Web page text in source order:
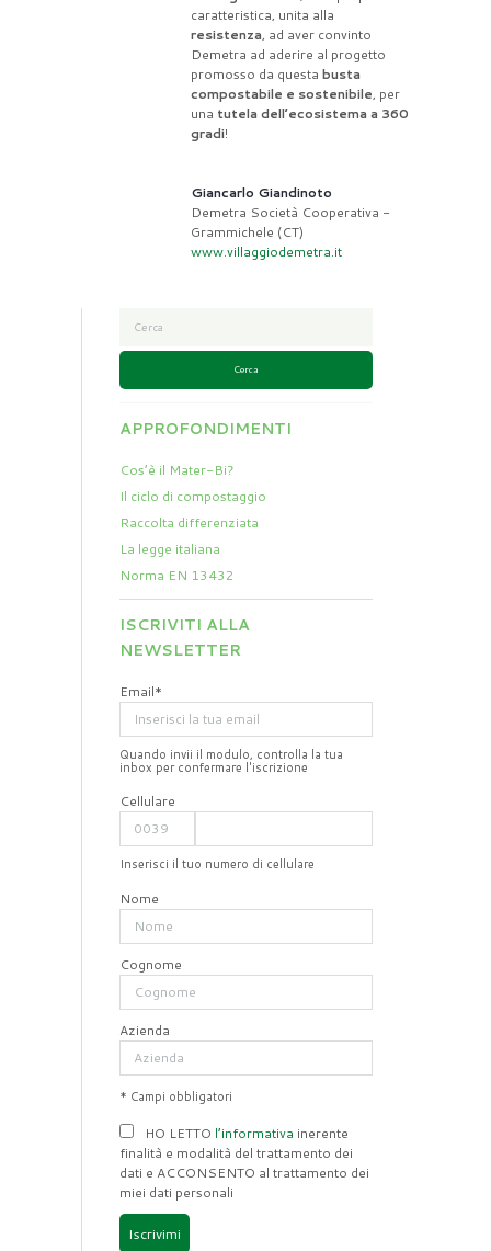
caratteristica, unita alla
resistenza, ad aver convinto
Demetra ad aderire al progetto
promosso da questa busta
compostabile e sostenibile, per
una tutela dell’ecosistema a 360
gradi!
Giancarlo Giandinoto
Demetra Società Cooperativa -
Grammichele (CT)
www.villaggiodemetra.it
Cerca
APPROFONDIMENTI
Cos’è il Mater-Bi?
Il ciclo di compostaggio
Raccolta differenziata
La legge italiana
Norma EN 13432
ISCRIVITI ALLA
NEWSLETTER
Email*
Quando invii il modulo, controlla la tua
inbox per confermare l'iscrizione
Cellulare
Inserisci il tuo numero di cellulare
Nome
Cognome
Azienda
* Campi obbligatori
HO LETTO l’informativa inerente
finalità e modalità del trattamento dei
dati e ACCONSENTO al trattamento dei
miei dati personali
Iscrivimi